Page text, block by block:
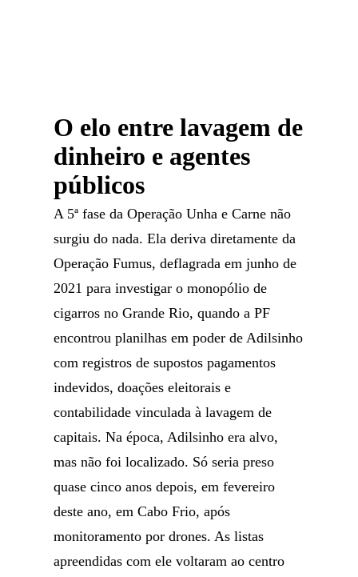
O elo entre lavagem de
dinheiro e agentes
públicos
A 5ª fase da Operação Unha e Carne não
surgiu do nada. Ela deriva diretamente da
Operação Fumus, deflagrada em junho de
2021 para investigar o monopólio de
cigarros no Grande Rio, quando a PF
encontrou planilhas em poder de Adilsinho
com registros de supostos pagamentos
indevidos, doações eleitorais e
contabilidade vinculada à lavagem de
capitais. Na época, Adilsinho era alvo,
mas não foi localizado. Só seria preso
quase cinco anos depois, em fevereiro
deste ano, em Cabo Frio, após
monitoramento por drones. As listas
apreendidas com ele voltaram ao centro